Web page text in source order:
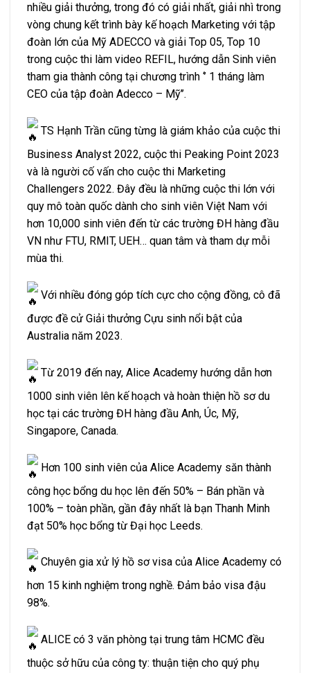
nhiều giải thưởng, trong đó có giải nhất, giải nhì trong
vòng chung kết trình bày kế hoạch Marketing với tập
đoàn lớn của Mỹ ADECCO và giải Top 05, Top 10
trong cuộc thi làm video REFIL, hướng dẫn Sinh viên
tham gia thành công tại chương trình ‘’ 1 tháng làm
CEO của tập đoàn Adecco – Mỹ’’.
TS Hạnh Trần cũng từng là giám khảo của cuộc thi
Business Analyst 2022, cuộc thi Peaking Point 2023
và là người cố vấn cho cuộc thi Marketing
Challengers 2022. Đây đều là những cuộc thi lớn với
quy mô toàn quốc dành cho sinh viên Việt Nam với
hơn 10,000 sinh viên đến từ các trường ĐH hàng đầu
VN như FTU, RMIT, UEH… quan tâm và tham dự mỗi
mùa thi.
Với nhiều đóng góp tích cực cho cộng đồng, cô đã
được đề cử Giải thưởng Cựu sinh nổi bật của
Australia năm 2023.
Từ 2019 đến nay, Alice Academy hướng dẫn hơn
1000 sinh viên lên kế hoạch và hoàn thiện hồ sơ du
học tại các trường ĐH hàng đầu Anh, Úc, Mỹ,
Singapore, Canada.
Hơn 100 sinh viên của Alice Academy săn thành
công học bổng du học lên đến 50% – Bán phần và
100% – toàn phần, gần đây nhất là bạn Thanh Minh
đạt 50% học bổng từ Đại học Leeds.
Chuyên gia xử lý hồ sơ visa của Alice Academy có
hơn 15 kinh nghiệm trong nghề. Đảm bảo visa đậu
98%.
ALICE có 3 văn phòng tại trung tâm HCMC đều
thuộc sở hữu của công ty: thuận tiện cho quý phụ